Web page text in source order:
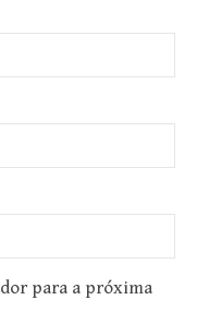
para a próxima